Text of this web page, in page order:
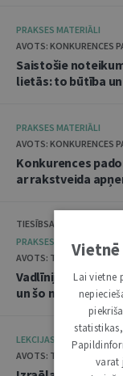
PRAKSES MATERIĀLI
AVOTS: KONKURENCES
Saistošie
lietās: to būtība
PRAKSES MATERIĀLI
AVOTS: KONKURENCES
Konkurences
ar rakstveida
TIESĪBSARGA BIROJS,
PRAKSES MATERIĀLI
AVOTS: TIESĪBSARGA
Vadlīnijas
un šo materiālu
LEKCIJAS
AVOTS: TIESLIETU
Lai vietne
varat